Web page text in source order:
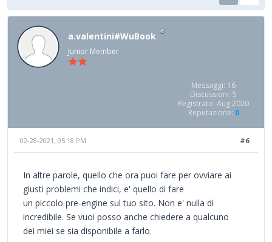
a.valentini#WuBook
Junior Member
Messaggi: 16
Discussioni: 5
Registrato: Aug 2020
Reputazione: 0
#6
02-28-2021, 05:18 PM
In altre parole, quello che ora puoi fare per ovviare ai
giusti problemi che indici, e' quello di fare
un piccolo pre-engine sul tuo sito. Non e' nulla di
incredibile. Se vuoi posso anche chiedere a qualcuno
dei miei se sia disponibile a farlo.